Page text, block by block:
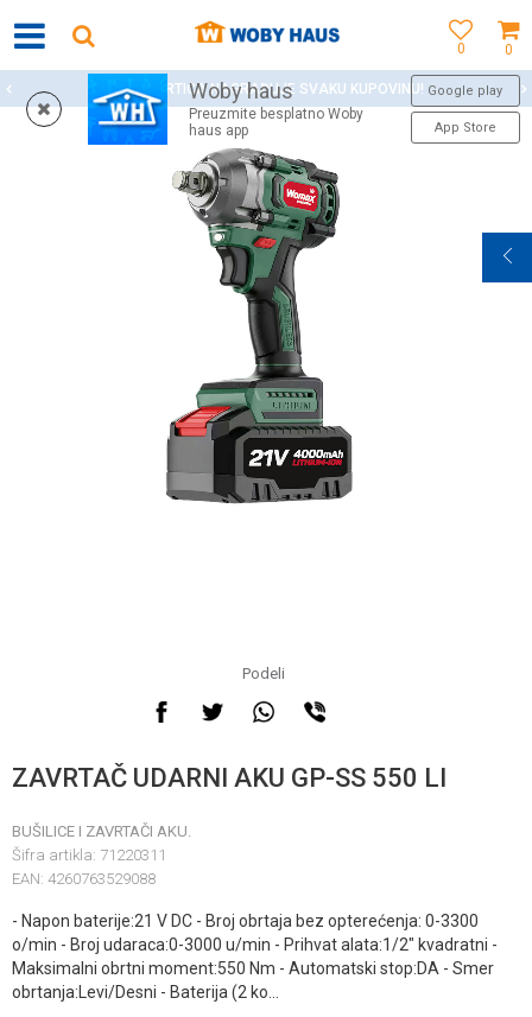
0
0
Woby haus
Preuzmite besplatno Woby
haus app
Google play
App Store
WOBY KARTICA NAGRAĐUJE SVAKU KUPOVINU!
Podeli
ZAVRTAČ UDARNI AKU GP-SS 550 LI
BUŠILICE I ZAVRTAČI AKU.
Šifra artikla: 71220311
EAN: 4260763529088
- Napon baterije:21 V DC - Broj obrtaja bez opterećenja: 0-3300
o/min - Broj udaraca:0-3000 u/min - Prihvat alata:1/2" kvadratni -
Maksimalni obrtni moment:550 Nm - Automatski stop:DA - Smer
obrtanja:Levi/Desni - Baterija (2 ko